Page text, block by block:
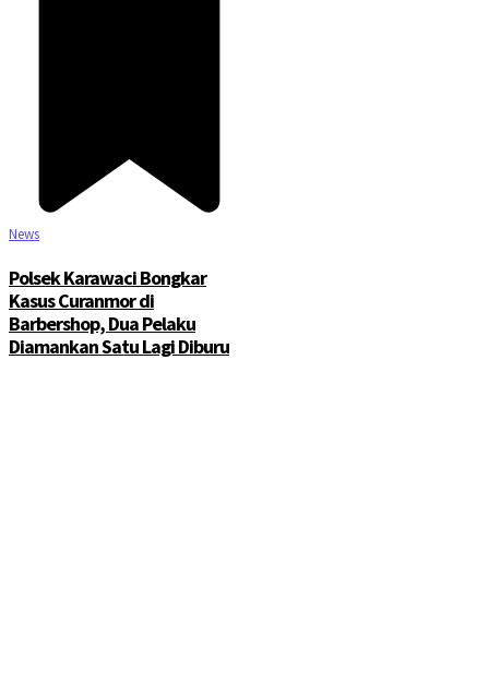
News
Polsek Karawaci Bongkar
Kasus Curanmor di
Barbershop, Dua Pelaku
Diamankan Satu Lagi Diburu